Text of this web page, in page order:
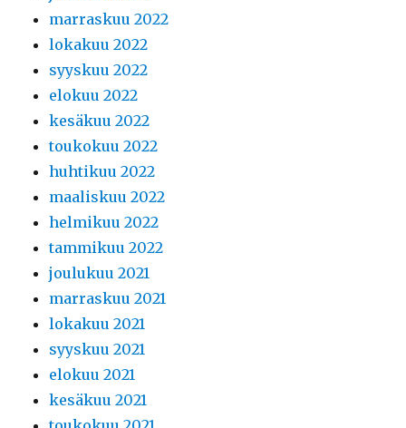
marraskuu 2022
lokakuu 2022
syyskuu 2022
elokuu 2022
kesäkuu 2022
toukokuu 2022
huhtikuu 2022
maaliskuu 2022
helmikuu 2022
tammikuu 2022
joulukuu 2021
marraskuu 2021
lokakuu 2021
syyskuu 2021
elokuu 2021
kesäkuu 2021